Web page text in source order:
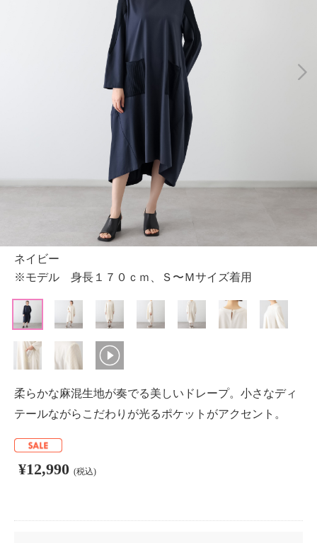
ネイビー
※モデル 身長１７０ｃｍ、Ｓ〜Ｍサイズ着用
柔らかな麻混生地が奏でる美しいドレープ。小さなディ
テールながらこだわりが光るポケットがアクセント。
¥12,990 (税込)